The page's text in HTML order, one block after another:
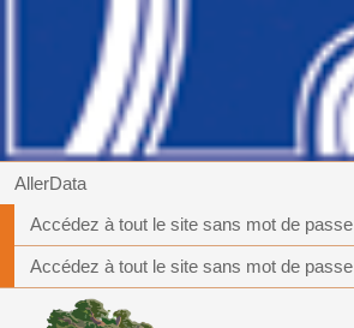
AllerData
Accédez à tout le site sans mot de passe
Accédez à tout le site sans mot de passe